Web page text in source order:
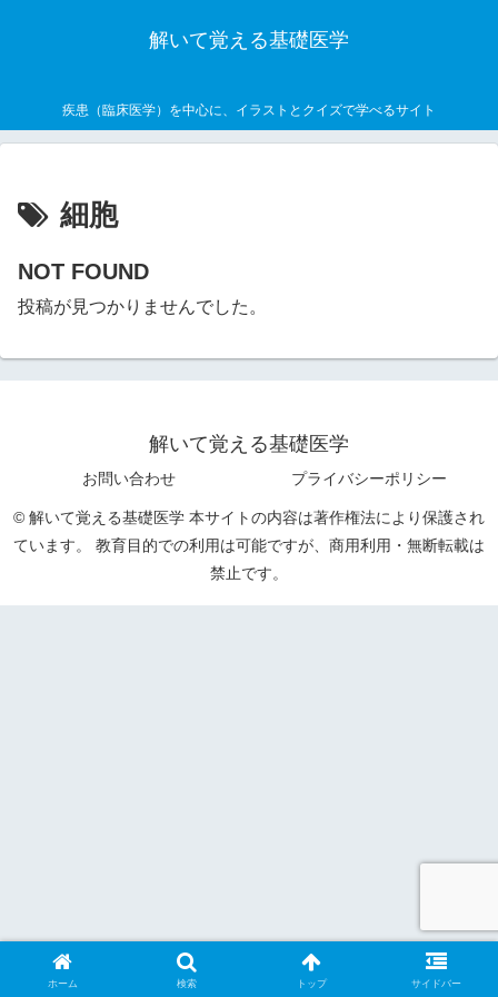
解いて覚える基礎医学
疾患（臨床医学）を中心に、イラストとクイズで学べるサイト
細胞
NOT FOUND
投稿が見つかりませんでした。
解いて覚える基礎医学
お問い合わせ プライバシーポリシー
© 解いて覚える基礎医学 本サイトの内容は著作権法により保護され
ています。 教育目的での利用は可能ですが、商用利用・無断転載は
禁止です。
ホーム 検索 トップ サイドバー